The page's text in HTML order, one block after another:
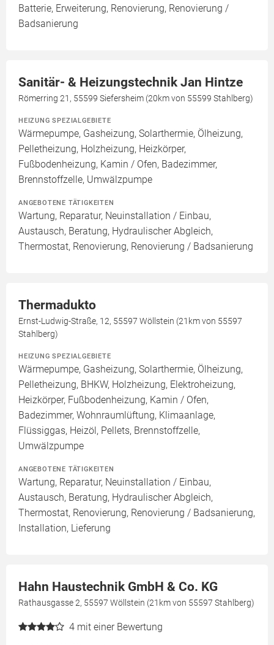
Batterie, Erweiterung, Renovierung, Renovierung /
Badsanierung
Sanitär- & Heizungstechnik Jan Hintze
Römerring 21, 55599 Siefersheim (20km von 55599 Stahlberg)
HEIZUNG SPEZIALGEBIETE
Wärmepumpe, Gasheizung, Solarthermie, Ölheizung,
Pelletheizung, Holzheizung, Heizkörper,
Fußbodenheizung, Kamin / Ofen, Badezimmer,
Brennstoffzelle, Umwälzpumpe
ANGEBOTENE TÄTIGKEITEN
Wartung, Reparatur, Neuinstallation / Einbau,
Austausch, Beratung, Hydraulischer Abgleich,
Thermostat, Renovierung, Renovierung / Badsanierung
Thermadukto
Ernst-Ludwig-Straße, 12, 55597 Wöllstein (21km von 55597
Stahlberg)
HEIZUNG SPEZIALGEBIETE
Wärmepumpe, Gasheizung, Solarthermie, Ölheizung,
Pelletheizung, BHKW, Holzheizung, Elektroheizung,
Heizkörper, Fußbodenheizung, Kamin / Ofen,
Badezimmer, Wohnraumlüftung, Klimaanlage,
Flüssiggas, Heizöl, Pellets, Brennstoffzelle,
Umwälzpumpe
ANGEBOTENE TÄTIGKEITEN
Wartung, Reparatur, Neuinstallation / Einbau,
Austausch, Beratung, Hydraulischer Abgleich,
Thermostat, Renovierung, Renovierung / Badsanierung,
Installation, Lieferung
Hahn Haustechnik GmbH & Co. KG
Rathausgasse 2, 55597 Wöllstein (21km von 55597 Stahlberg)
4 mit einer Bewertung